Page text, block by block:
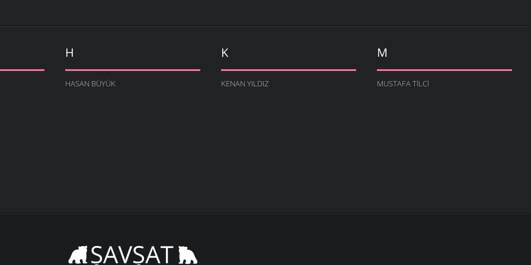
H
HASAN BÜYÜK
K
KENAN YILDIZ
M
MUSTAFA TILCI